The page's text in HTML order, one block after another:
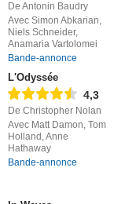
De Antonin Baudry
Avec Simon Abkarian,
Niels Schneider,
Anamaria Vartolomei
Bande-annonce
L'Odyssée
4,3
De Christopher Nolan
Avec Matt Damon, Tom
Holland, Anne
Hathaway
Bande-annonce